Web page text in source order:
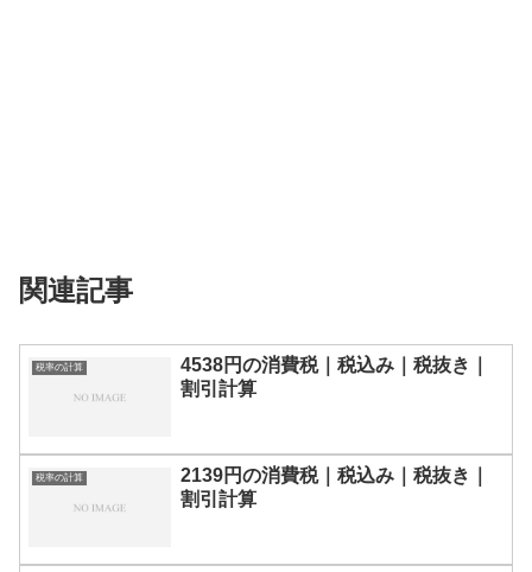
関連記事
税率の計算
4538円の消費税｜税込み｜税抜き｜
割引計算
税率の計算
2139円の消費税｜税込み｜税抜き｜
割引計算